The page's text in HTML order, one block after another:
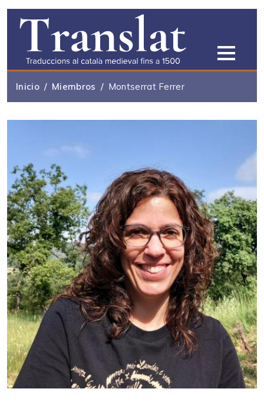
Pasar al contenido principal
Inicio Miembros Montserrat Ferrer